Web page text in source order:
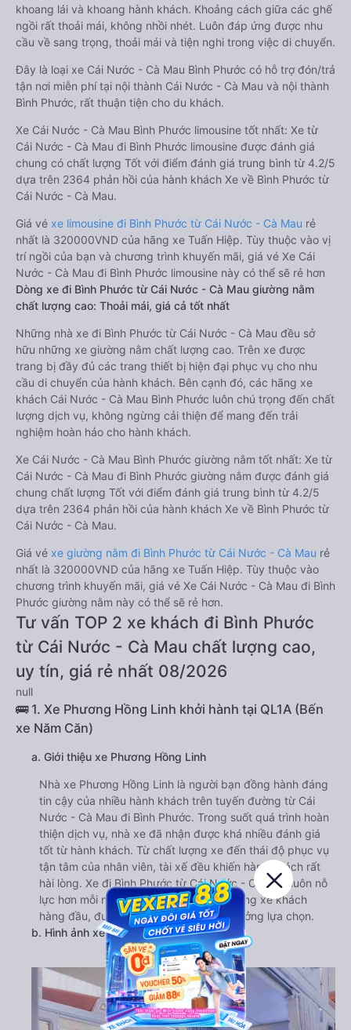
khoang lái và khoang hành khách. Khoảng cách giữa các ghế
ngồi rất thoải mái, không nhồi nhét. Luôn đáp ứng được nhu
cầu về sang trọng, thoải mái và tiện nghi trong việc di chuyển.
Đây là loại xe Cái Nước - Cà Mau Bình Phước có hỗ trợ đón/trả
tận nơi miễn phí tại nội thành Cái Nước - Cà Mau và nội thành
Bình Phước, rất thuận tiện cho du khách.
Xe Cái Nước - Cà Mau Bình Phước limousine tốt nhất: Xe từ
Cái Nước - Cà Mau đi Bình Phước limousine được đánh giá
chung có chất lượng Tốt với điểm đánh giá trung bình từ 4.2/5
dựa trên 2364 phản hồi của hành khách Xe về Bình Phước từ
Cái Nước - Cà Mau.
Giá vé xe limousine đi Bình Phước từ Cái Nước - Cà Mau rẻ
nhất là 320000VND của hãng xe Tuấn Hiệp. Tùy thuộc vào vị
trí ngồi của bạn và chương trình khuyến mãi, giá vé Xe Cái
Nước - Cà Mau đi Bình Phước limousine này có thể sẽ rẻ hơn
Dòng xe đi Bình Phước từ Cái Nước - Cà Mau giường nằm
chất lượng cao: Thoải mái, giá cả tốt nhất
Những nhà xe đi Bình Phước từ Cái Nước - Cà Mau đều sở
hữu những xe giường nằm chất lượng cao. Trên xe được
trang bị đầy đủ các trang thiết bị hiện đại phục vụ cho nhu
cầu di chuyển của hành khách. Bên cạnh đó, các hãng xe
khách Cái Nước - Cà Mau Bình Phước luôn chú trọng đến chất
lượng dịch vụ, không ngừng cải thiện để mang đến trải
nghiệm hoàn hảo cho hành khách.
Xe Cái Nước - Cà Mau Bình Phước giường nằm tốt nhất: Xe từ
Cái Nước - Cà Mau đi Bình Phước giường nằm được đánh giá
chung chất lượng Tốt với điểm đánh giá trung bình từ 4.2/5
dựa trên 2364 phản hồi của hành khách Xe về Bình Phước từ
Cái Nước - Cà Mau.
Giá vé xe giường nằm đi Bình Phước từ Cái Nước - Cà Mau rẻ
nhất là 320000VND của hãng xe Tuấn Hiệp. Tùy thuộc vào
chương trình khuyến mãi, giá vé Xe Cái Nước - Cà Mau đi Bình
Phước giường nằm này có thể sẽ rẻ hơn.
Tư vấn TOP 2 xe khách đi Bình Phước
từ Cái Nước - Cà Mau chất lượng cao,
uy tín, giá rẻ nhất 08/2026
null
🚌 1. Xe Phương Hồng Linh khởi hành tại QL1A (Bến
xe Năm Căn)
a. Giới thiệu xe Phương Hồng Linh
Nhà xe Phương Hồng Linh là người bạn đồng hành đáng
tin cậy của nhiều hành khách trên tuyến đường từ Cái
Nước - Cà Mau đi Bình Phước. Trong suốt quá trình hoàn
thiện dịch vụ, nhà xe đã nhận được khá nhiều đánh giá
tốt từ hành khách. Từ chất lượng xe đến thái độ phục vụ
tận tâm của nhân viên, tài xế đều khiến hành khách rất
hài lòng. Xe đi Bình Phước từ Cái Nước - Cà Mau luôn nỗ
lực hơn mỗi ngày để có thể trở thành hãng xe khách
hàng đầu, được nhiều khách hàng tin tưởng lựa chọn.
b. Hình ảnh xe Phương Hồng Linh